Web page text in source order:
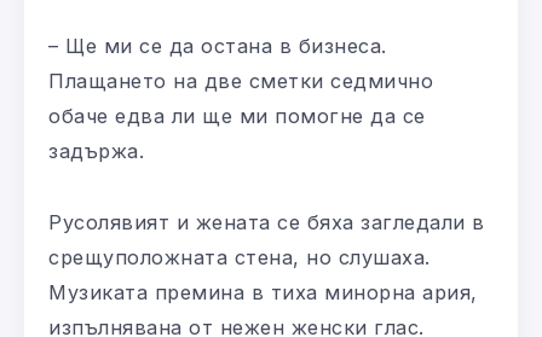
– Ще ми се да остана в бизнеса.
Плащането на две сметки седмично
обаче едва ли ще ми помогне да се
задържа.
Русолявият и жената се бяха загледали в
срещуположната стена, но слушаха.
Музиката премина в тиха минорна ария,
изпълнявана от нежен женски глас.